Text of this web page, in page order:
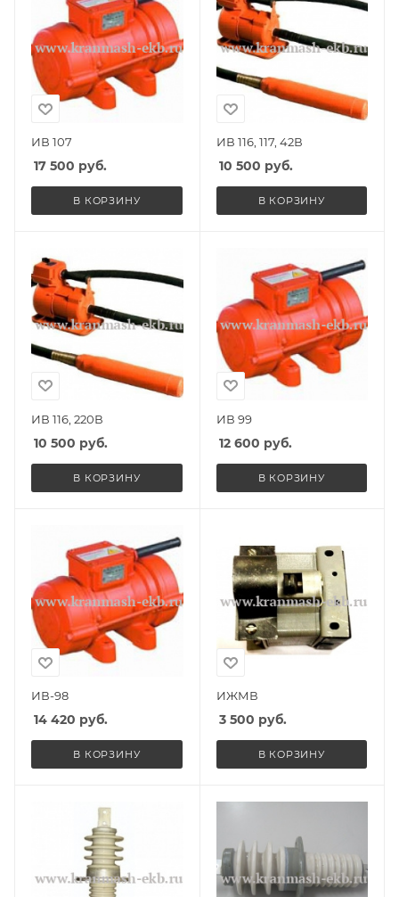
ИВ 107
17 500 руб.
В КОРЗИНУ
ИВ 116, 117, 42В
10 500 руб.
В КОРЗИНУ
ИВ 116, 220В
10 500 руб.
В КОРЗИНУ
ИВ 99
12 600 руб.
В КОРЗИНУ
ИВ-98
14 420 руб.
В КОРЗИНУ
ИЖМВ
3 500 руб.
В КОРЗИНУ